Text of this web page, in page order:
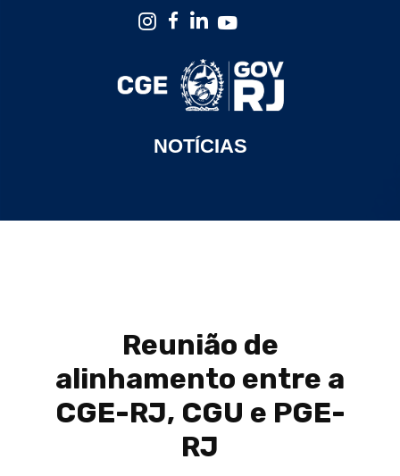
NOTÍCIAS
Reunião de
alinhamento entre a
CGE-RJ, CGU e PGE-
RJ